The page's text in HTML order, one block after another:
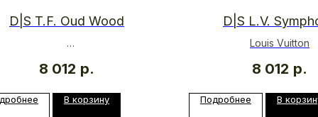
D|S T.F. Oud Wood
8 012 р.
В корзину
D|S L.V.
Louis Vuitton
8 012 р.
Подробнее В